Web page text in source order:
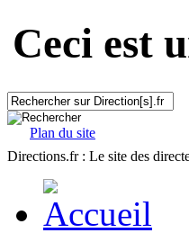
Ceci est
Plan du site
Directions.fr : Le site des